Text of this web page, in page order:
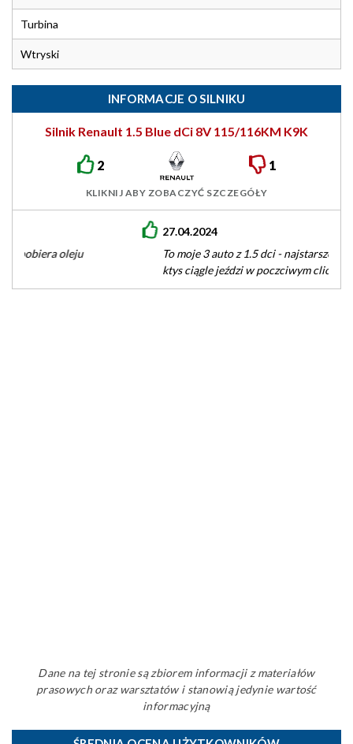
Turbina
Wtryski
INFORMACJE O SILNIKU
Silnik Renault 1.5 Blue dCi 8V 115/116KM K9K
2 1
KLIKNIJ ABY ZOBACZYĆ SZCZEGÓŁY
To moje 3 auto z 1.5 dci - najstarsze z przebiegiem ponad 300
ktys ciągle jeździ w poczciwym clio :)…
Dane na tej stronie są zbiorem informacji z materiałów
prasowych oraz warsztatów i stanowią jedynie wartość
informacyjną